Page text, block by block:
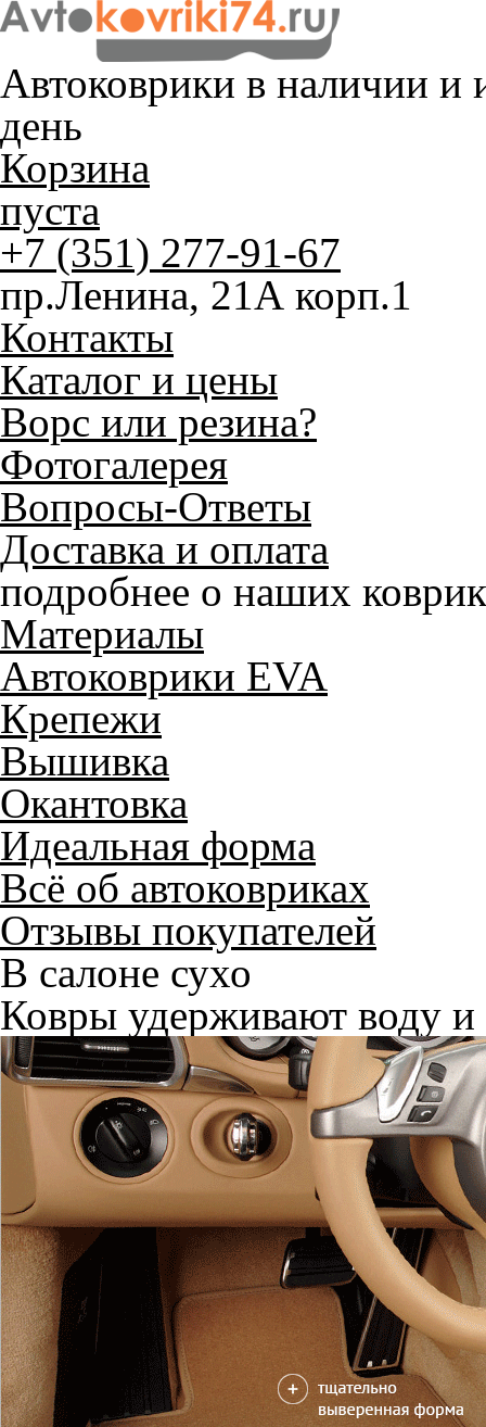
Автоковрики в наличии и
день
Корзина
пуста
+7 (351) 277-91-67
пр.Ленина, 21А корп.1
Контакты
Каталог и цены
Ворс или резина?
Фотогалерея
Вопросы-Ответы
Доставка и оплата
подробнее о наших
Материалы
Автоковрики EVA
Крепежи
Вышивка
Окантовка
Идеальная форма
Всё об автоковриках
Отзывы покупателей
В салоне сухо
Ковры удерживают воду и